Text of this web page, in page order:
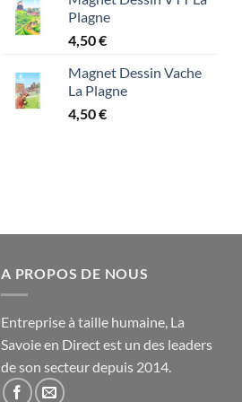
Plagne
4,50€
Magnet Dessin Vache
La Plagne
4,50€
A PROPOS DE NOUS
Entreprise à taille humaine, La
Savoie en Direct est un des leaders
de son secteur depuis 2014.